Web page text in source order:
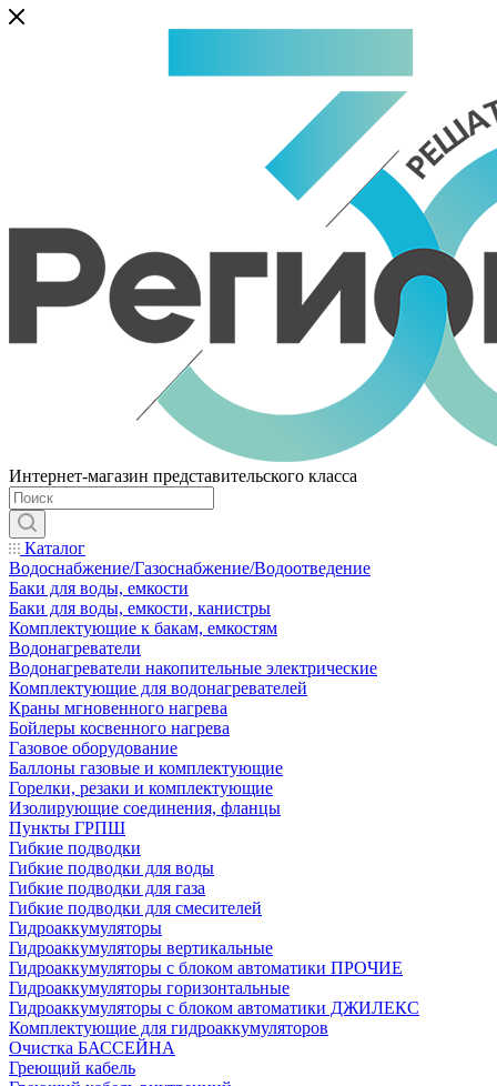
Интернет-магазин представительского класса
Каталог
Водоснабжение/Газоснабжение/Водоотведение
Баки для воды, емкости
Баки для воды, емкости, канистры
Комплектующие к бакам, емкостям
Водонагреватели
Водонагреватели накопительные электрические
Комплектующие для водонагревателей
Краны мгновенного нагрева
Бойлеры косвенного нагрева
Газовое оборудование
Баллоны газовые и комплектующие
Горелки, резаки и комплектующие
Изолирующие соединения, фланцы
Пункты ГРПШ
Гибкие подводки
Гибкие подводки для воды
Гибкие подводки для газа
Гибкие подводки для смесителей
Гидроаккумуляторы
Гидроаккумуляторы вертикальные
Гидроаккумуляторы с блоком автоматики ПРОЧИЕ
Гидроаккумуляторы горизонтальные
Гидроаккумуляторы с блоком автоматики ДЖИЛЕКС
Комплектующие для гидроаккумуляторов
Очистка БАССЕЙНА
Греющий кабель